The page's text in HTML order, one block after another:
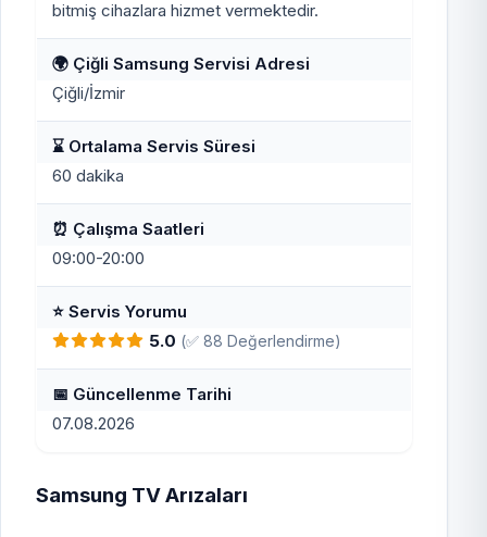
bitmiş cihazlara hizmet vermektedir.
🌍 Çiğli Samsung Servisi Adresi
Çiğli/İzmir
⌛ Ortalama Servis Süresi
60 dakika
⏰ Çalışma Saatleri
09:00-20:00
⭐ Servis Yorumu
5.0 (✅ 88 Değerlendirme)
📅 Güncellenme Tarihi
07.08.2026
Samsung TV Arızaları